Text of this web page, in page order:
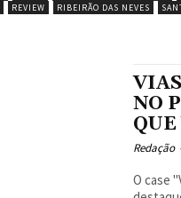
REVIEW RIBEIRÃO DAS NEVES
NO
Redação
O case